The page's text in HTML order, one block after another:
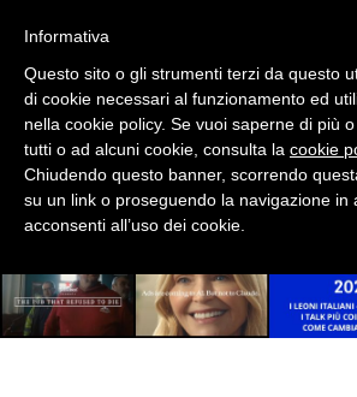
EVENTI
MOBILE
PROMOZIONI
PRODOTTI
Informativa
Questo sito o gli strumenti terzi da questo
di cookie necessari al funzionamento ed
nella cookie policy. Se vuoi saperne di più
tutti o ad alcuni cookie, consulta la cookie
Chiudendo questo banner, scorrendo
su un link o proseguendo la navigazione in
acconsenti all’uso dei cookie.